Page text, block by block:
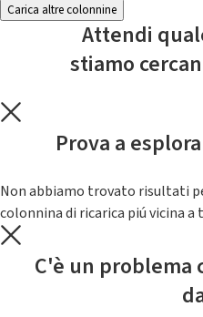
Carica altre colonnine
Attendi
stiamo
Prova a
Non abbiamo trovato risultati
colonnina di ricarica piú vicina
C'è un problema